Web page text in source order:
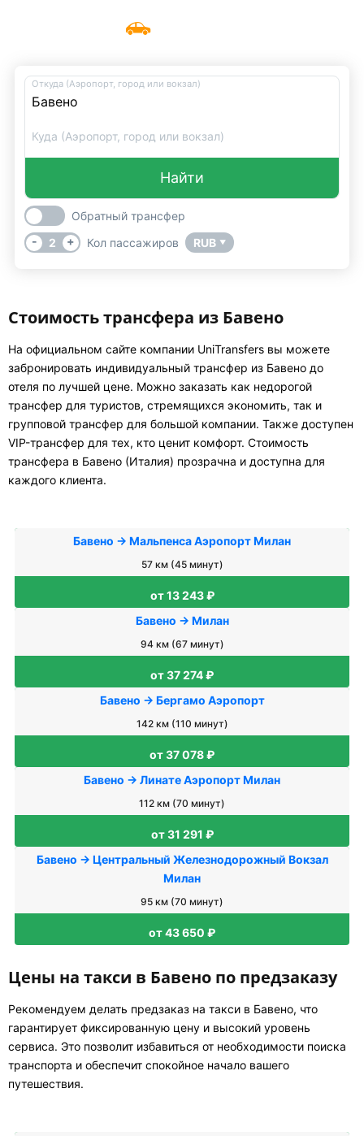
Такси Бавено
Откуда (Аэропорт, город или вокзал)
Куда (Аэропорт, город или вокзал)
Найти
Обратный трансфер
-
2 + Кол пассажиров RUB ▼
Стоимость трансфера из Бавено
На официальном сайте компании UniTransfers вы можете
забронировать индивидуальный трансфер из Бавено до
отеля по лучшей цене. Можно заказать как недорогой
трансфер для туристов, стремящихся экономить, так и
групповой трансфер для большой компании. Также доступен
VIP-трансфер для тех, кто ценит комфорт. Стоимость
трансфера в Бавено (Италия) прозрачна и доступна для
каждого клиента.
Бавено → Мальпенса Аэропорт Милан
57 км (45 минут)
от 13 243 ₽
Бавено → Милан
94 км (67 минут)
от 37 274 ₽
Бавено → Бергамо Аэропорт
142 км (110 минут)
от 37 078 ₽
Бавено → Линате Аэропорт Милан
112 км (70 минут)
от 31 291 ₽
Бавено → Центральный Железнодорожный Вокзал
Милан
95 км (70 минут)
от 43 650 ₽
Цены на такси в Бавено по предзаказу
Рекомендуем делать предзаказ на такси в Бавено, что
гарантирует фиксированную цену и высокий уровень
сервиса. Это позволит избавиться от необходимости поиска
транспорта и обеспечит спокойное начало вашего
путешествия.